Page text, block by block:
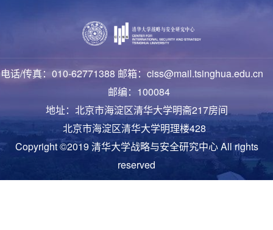
电话/传真：010-62771388 邮箱：ciss@mail.tsinghua.edu.cn
邮编：100084
地址：北京市海淀区清华大学明斋217房间
北京市海淀区清华大学明理楼428
Copyright ©2019 清华大学战略与安全研究中心 All rights
reserved